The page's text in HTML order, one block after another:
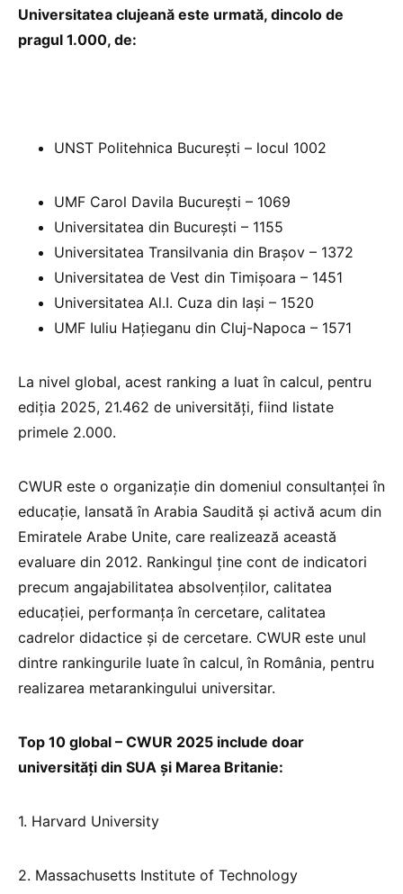
Universitatea clujeană este urmată, dincolo de
pragul 1.000, de:
UNST Politehnica București – locul 1002
UMF Carol Davila București – 1069
Universitatea din București – 1155
Universitatea Transilvania din Brașov – 1372
Universitatea de Vest din Timișoara – 1451
Universitatea Al.I. Cuza din Iași – 1520
UMF Iuliu Hațieganu din Cluj-Napoca – 1571
La nivel global, acest ranking a luat în calcul, pentru
ediția 2025, 21.462 de universități, fiind listate
primele 2.000.
CWUR este o organizație din domeniul consultanței în
educație, lansată în Arabia Saudită și activă acum din
Emiratele Arabe Unite, care realizează această
evaluare din 2012. Rankingul ține cont de indicatori
precum angajabilitatea absolvenților, calitatea
educației, performanța în cercetare, calitatea
cadrelor didactice și de cercetare. CWUR este unul
dintre rankingurile luate în calcul, în România, pentru
realizarea metarankingului universitar.
Top 10 global – CWUR 2025 include doar
universități din SUA și Marea Britanie:
1. Harvard University
2. Massachusetts Institute of Technology